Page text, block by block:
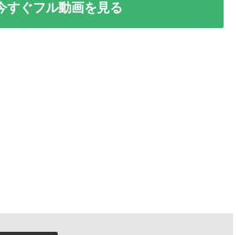
すぐフル動画を見る